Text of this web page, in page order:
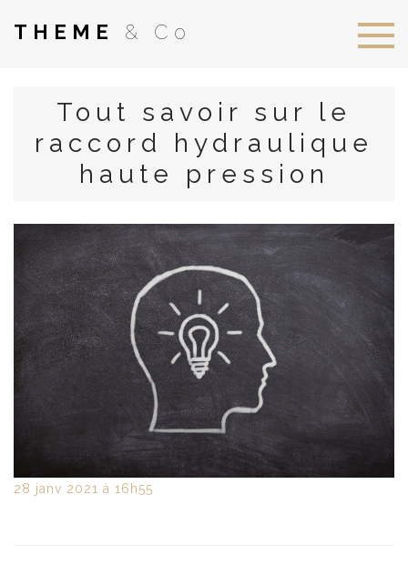
THEME & Co
Tout savoir sur le
raccord hydraulique
haute pression
28 janv 2021 à 16h55